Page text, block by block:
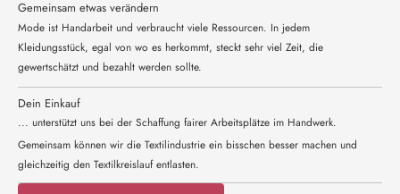
Gemeinsam etwas verändern
Mode ist Handarbeit und verbraucht viele Ressourcen. In jedem
Kleidungsstück, egal von wo es herkommt, steckt sehr viel Zeit, die
gewertschätzt und bezahlt werden sollte.
Dein Einkauf
... unterstützt uns bei der Schaffung fairer Arbeitsplätze im Handwerk.
Gemeinsam können wir die Textilindustrie ein bisschen besser machen und
gleichzeitig den Textilkreislauf entlasten.